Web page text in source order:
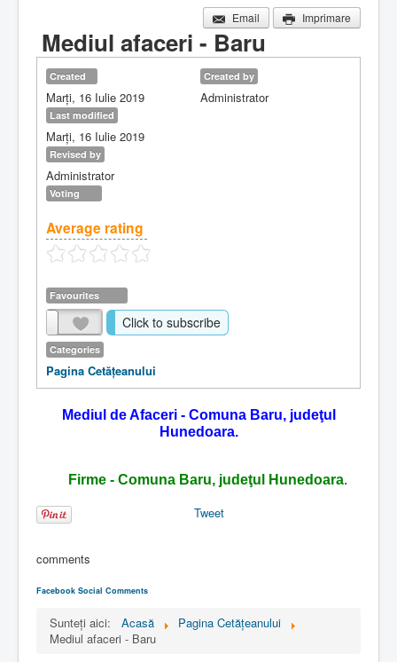
Email
Imprimare
Mediul afaceri - Baru
Created
Marți, 16 Iulie 2019
Created by
Administrator
Last modified
Marți, 16 Iulie 2019
Revised by
Administrator
Voting
Average rating
Favourites
Click to subscribe
Categories
Pagina Cetăţeanului
Mediul de Afaceri - Comuna Baru, judeţul
Hunedoara.
Firme - Comuna Baru, judeţul Hunedoara.
Tweet
comments
Facebook Social Comments
Sunteți aici: Acasă
Pagina Cetăţeanului
Mediul afaceri - Baru